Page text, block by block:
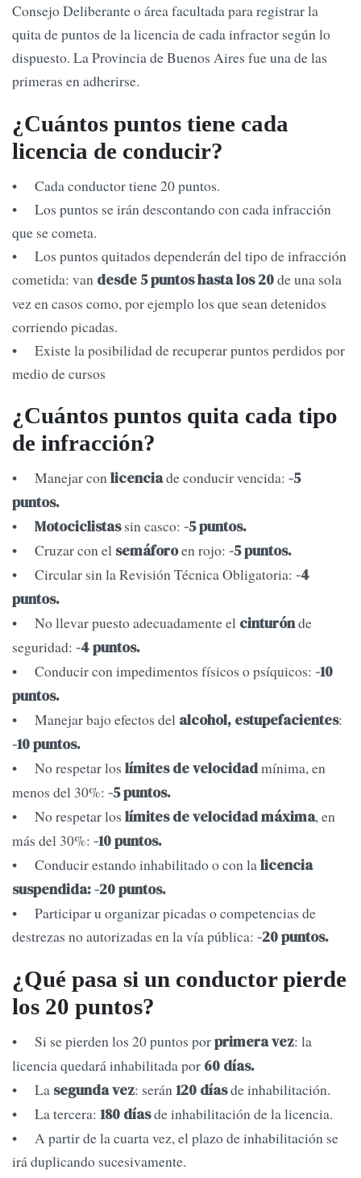
Consejo Deliberante o área facultada para registrar la
quita de puntos de la licencia de cada infractor según lo
dispuesto. La Provincia de Buenos Aires fue una de las
primeras en adherirse.
¿Cuántos puntos tiene cada
licencia de conducir?
• Cada conductor tiene 20 puntos.
• Los puntos se irán descontando con cada infracción
que se cometa.
• Los puntos quitados dependerán del tipo de infracción
cometida: van desde 5 puntos hasta los 20de una sola
vez en casos como, por ejemplo los que sean detenidos
corriendo picadas.
• Existe la posibilidad de recuperar puntos perdidos por
medio de cursos
¿Cuántos puntos quita cada tipo
de infracción?
• Manejar conlicenciade conducir vencida: -5
puntos.
• Motociclistassin casco: -5 puntos.
• Cruzar con el semáforoen rojo: -5 puntos.
• Circular sin la Revisión Técnica Obligatoria: -4
puntos.
• No llevar puesto adecuadamente el cinturónde
seguridad: -4 puntos.
• Conducir con impedimentos físicos o psíquicos: -10
puntos.
• Manejar bajo efectos del alcohol, estupefacientes:
-10 puntos.
• No respetar los límites de velocidadmínima, en
menos del 30%: -5 puntos.
• No respetar los límites de velocidad máxima, en
más del 30%: -10 puntos.
• Conducir estando inhabilitado o con lalicencia
suspendida: -20 puntos.
• Participar u organizar picadas o competencias de
destrezas no autorizadas en la vía pública: -20 puntos.
¿Qué pasa si un conductor pierde
los 20 puntos?
• Si se pierden los 20 puntos porprimera vez: la
licencia quedará inhabilitada por 60 días.
• La segunda vez: serán120 díasde inhabilitación.
• La tercera: 180 díasde inhabilitación de la licencia.
• A partir de la cuarta vez, el plazo de inhabilitación se
irá duplicando sucesivamente.